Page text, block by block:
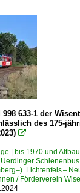
998 633-1 der
des 175-

| bis 1970 und
Schienenbus
Lichtenfels –
/ Förderverein